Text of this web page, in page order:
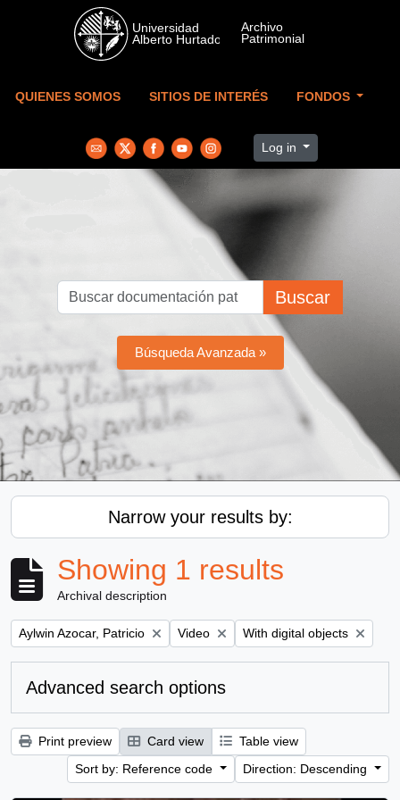
Skip to main content
QUIENES SOMOS SITIOS DE INTERÉS FONDOS
Log in
Buscar
Búsqueda Avanzada »
Narrow your results by:
Showing 1 results
Archival description
Remove filter:
Aylwin Azocar, Patricio Remove filter:
Video Remove filter:
With digital objects
Advanced search options
Print preview Card view
Table view
Sort by: Reference code
Direction: Descending